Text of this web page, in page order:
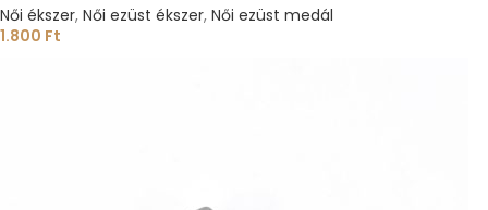
Női ékszer, Női ezüst ékszer, Női ezüst medál
1.800 Ft